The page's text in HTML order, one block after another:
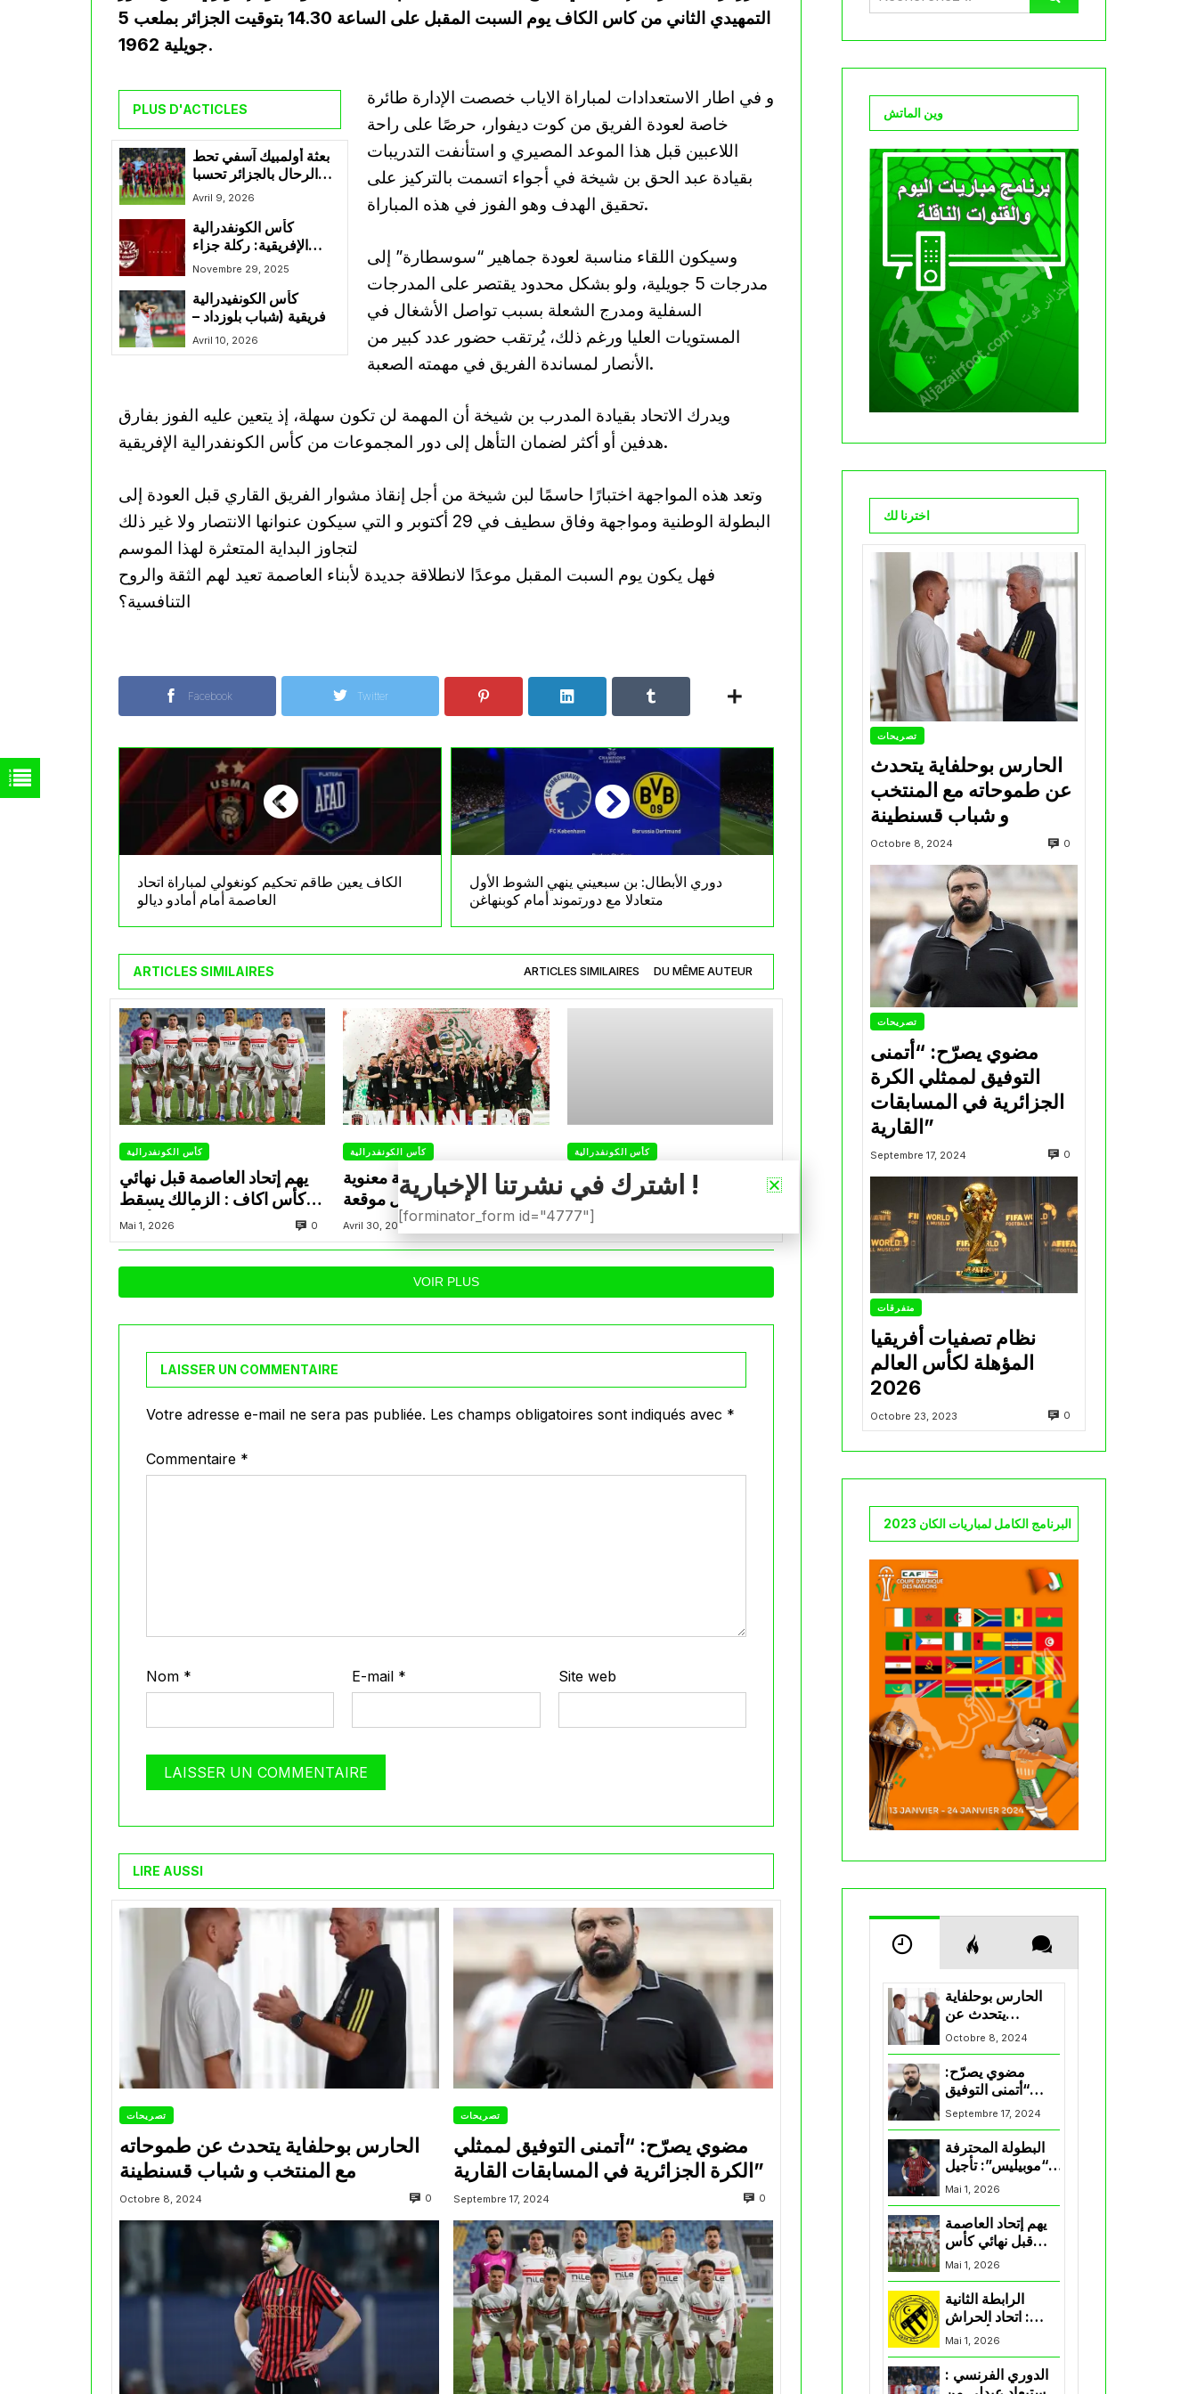
التمهيدي الثاني من كاس الكاف يوم السبت المقبل على الساعة 14.30 بتوقيت الجزائر بملعب 5
جويلية 1962.
PLUS D'ACTICLES
بعثة أولمبيك آسفي تحط
الرحال بالجزائر تحسبا
لمواجهة اتحاد العاصمة
Avril 9, 2026
كأس الكونفدرالية
الإفريقية: ركلة جزاء
لشباب بلوزداد و تصبح
Novembre 29, 2025
كأس الكونفيدرالية
الإفريقية (شباب بلوزداد –
الزمالك المصري): ساعة
لعب… الشباب يضغط
Avril 10, 2026
و في اطار الاستعدادات لمباراة الاياب خصصت الإدارة طائرة
خاصة لعودة الفريق من كوت ديفوار، حرصًا على راحة
اللاعبين قبل هذا الموعد المصيري و استأنفت التدريبات
بقيادة عبد الحق بن شيخة في أجواء اتسمت بالتركيز على
تحقيق الهدف وهو الفوز في هذه المباراة.
وسيكون اللقاء مناسبة لعودة جماهير “سوسطارة” إلى
مدرجات 5 جويلية، ولو بشكل محدود يقتصر على المدرجات
السفلية ومدرج الشعلة بسبب تواصل الأشغال في
المستويات العليا ورغم ذلك، يُرتقب حضور عدد كبير من
الأنصار لمساندة الفريق في مهمته الصعبة.
ويدرك الاتحاد بقيادة المدرب بن شيخة أن المهمة لن تكون سهلة، إذ يتعين عليه الفوز بفارق
هدفين أو أكثر لضمان التأهل إلى دور المجموعات من كأس الكونفدرالية الإفريقية.
وتعد هذه المواجهة اختبارًا حاسمًا لبن شيخة من أجل إنقاذ مشوار الفريق القاري قبل العودة إلى
البطولة الوطنية ومواجهة وفاق سطيف في 29 أكتوبر و التي سيكون عنوانها الانتصار ولا غير ذلك
لتجاوز البداية المتعثرة لهذا الموسم
فهل يكون يوم السبت المقبل موعدًا لانطلاقة جديدة لأبناء العاصمة تعيد لهم الثقة والروح
التنافسية؟
Facebook Twitter
الكاف يعين طاقم تحكيم كونغولي لمباراة اتحاد
العاصمة أمام أمادو ديالو
دوري الأبطال: بن سبعيني ينهي الشوط الأول
متعادلا مع دورتموند أمام كوبنهاغن
ARTICLES SIMILAIRES ARTICLES SIMILAIRES DU MÊME AUTEUR
كأس الكونفدرالية
يهم إتحاد العاصمة قبل نهائي
كأس اكاف : الزمالك يسقط
Mai 1, 2026 0
كأس الكونفدرالية
التتويج بالكأس.. دفعة معنوية
لإتحاد العاصمة قبل موقعة
الزمالك في نهائي الكونفدرالية
Avril 30, 2026
كأس الكونفدرالية
إتحاد العاصمة يضمن المشاركة
رسميًا في كأس الكونفيدرالية
Avril 30, 2026
VOIR PLUS
LAISSER UN COMMENTAIRE
Votre adresse e-mail ne sera pas publiée. Les champs obligatoires sont indiqués avec *
Commentaire *
Nom * E-mail * Site web
LIRE AUSSI
تصريحات
الحارس بوحلفاية يتحدث عن طموحاته
مع المنتخب و شباب قسنطينة
Octobre 8, 2024 0
تصريحات
مضوي يصرّح: “أتمنى التوفيق لممثلي
الكرة الجزائرية في المسابقات القارية”
Septembre 17, 2024 0
وين الماتش
اخترنا لك
تصريحات
الحارس بوحلفاية يتحدث
عن طموحاته مع المنتخب
و شباب قسنطينة
Octobre 8, 2024 0
تصريحات
مضوي يصرّح: “أتمنى
التوفيق لممثلي الكرة
الجزائرية في المسابقات
القارية”
Septembre 17, 2024 0
متفرقات
نظام تصفيات أفريقيا
المؤهلة لكأس العالم
2026
Octobre 23, 2023 0
البرنامج الكامل لمباريات الكان 2023
الحارس بوحلفاية
يتحدث عن
طموحاته مع
المنتخب و شباب
قسنطينة
Octobre 8, 2024
مضوي يصرّح:
“أتمنى التوفيق
لممثلي الكرة
الجزائرية في
Septembre 17, 2024
البطولة المحترفة
“موبيليس”: تأجيل
مباراة إتحاد
العاصمة وأتلتيك
بارادو
Mai 1, 2026
يهم إتحاد العاصمة
قبل نهائي كأس
اكاف : الزمالك
يسقط بثلاثية أمام
Mai 1, 2026
الرابطة الثانية
: اتحاد الحراش
يحسم التأهل إلى
“البلاي أوف”
Mai 1, 2026
الدوري الفرنسي :
اشترك في نشرتنا الإخبارية !
[forminator_form id="4777"]